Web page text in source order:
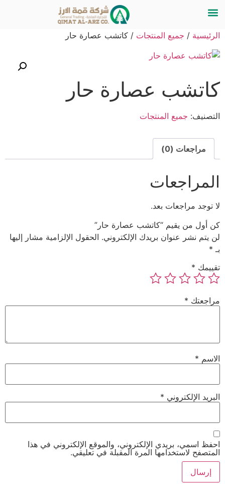
الرئيسية / جميع المنتجات / كاتشب عصارة حار
كاتشب عصارة حار
التصنيف: جميع المنتجات
مراجعات (0)
المراجعات
لا توجد مراجعات بعد.
كن أول من يقيم “كاتشب عصارة حار”
لن يتم نشر عنوان بريدك الإلكتروني. الحقول الإلزامية مشار إليها
بـ *
تقييمك *
مراجعتك *
الاسم *
البريد الإلكتروني *
احفظ اسمي، بريدي الإلكتروني، والموقع الإلكتروني في هذا
المتصفح لاستخدامها المرة المقبلة في تعليقي.